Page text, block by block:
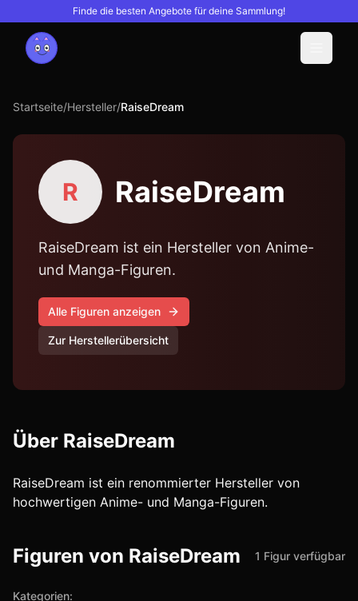
Finde die besten Angebote für deine Sammlung!
Startseite/Hersteller/RaiseDream
R RaiseDream
RaiseDream ist ein Hersteller von Anime-
und Manga-Figuren.
Alle Figuren anzeigen
Zur Herstellerübersicht
Über RaiseDream
RaiseDream ist ein renommierter Hersteller von
hochwertigen Anime- und Manga-Figuren.
Figuren von RaiseDream 1 Figur verfügbar
Kategorien: